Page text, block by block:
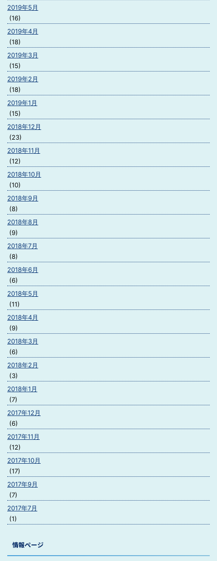
2019年5月
(16)
2019年4月
(18)
2019年3月
(15)
2019年2月
(18)
2019年1月
(15)
2018年12月
(23)
2018年11月
(12)
2018年10月
(10)
2018年9月
(8)
2018年8月
(9)
2018年7月
(8)
2018年6月
(6)
2018年5月
(11)
2018年4月
(9)
2018年3月
(6)
2018年2月
(3)
2018年1月
(7)
2017年12月
(6)
2017年11月
(12)
2017年10月
(17)
2017年9月
(7)
2017年7月
(1)
情報ページ